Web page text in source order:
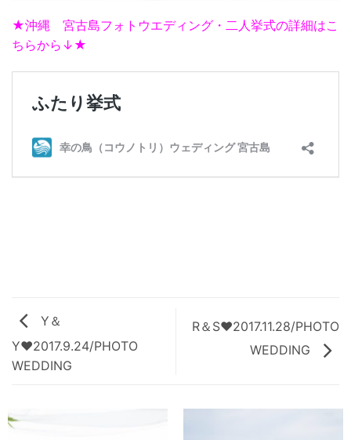
★沖縄 宮古島フォトウエディング・二人挙式の詳細はこ
ちらから↓★
Y＆
Y♥2017.9.24/PHOTO
WEDDING
R＆S♥2017.11.28/PHOTO
WEDDING